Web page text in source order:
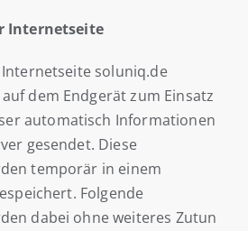
Internetseite
soluniq.de
dem Endgerät zum Einsatz
automatisch Informationen
gesendet. Diese
temporär in einem
Folgende
dabei ohne weiteres Zutun